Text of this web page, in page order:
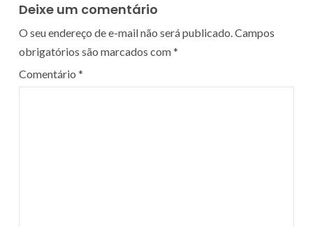
Deixe um comentário
O seu endereço de e-mail não será publicado.Campos
obrigatórios são marcados com*
Comentário *